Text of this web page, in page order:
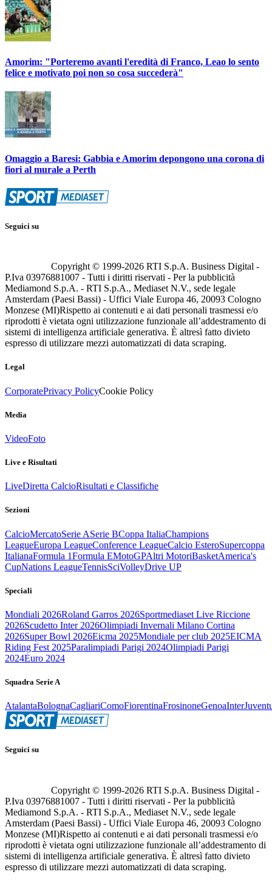
Amorim: "Porteremo avanti l'eredità di Franco, Leao lo sento
felice e motivato poi non so cosa succederà"
Omaggio a Baresi: Gabbia e Amorim depongono una corona di
fiori al murale a Perth
Seguici su
Copyright © 1999-2026 RTI S.p.A. Business Digital -
P.Iva 03976881007 - Tutti i diritti riservati - Per la pubblicità
Mediamond S.p.A. - RTI S.p.A., Mediaset N.V., sede legale
Amsterdam (Paesi Bassi) - Uffici Viale Europa 46, 20093 Cologno
Monzese (MI)Rispetto ai contenuti e ai dati personali trasmessi e/o
riprodotti è vietata ogni utilizzazione funzionale all’addestramento di
sistemi di intelligenza artificiale generativa. È altresì fatto divieto
espresso di utilizzare mezzi automatizzati di data scraping.
Legal
CorporatePrivacy PolicyCookie Policy
Media
VideoFoto
Live e Risultati
LiveDiretta CalcioRisultati e Classifiche
Sezioni
CalcioMercatoSerie ASerie BCoppa ItaliaChampions
LeagueEuropa LeagueConference LeagueCalcio EsteroSupercoppa
ItalianaFormula 1Formula EMotoGPAltri MotoriBasketAmerica's
CupNations LeagueTennisSciVolleyDrive UP
Speciali
Mondiali 2026Roland Garros 2026Sportmediaset Live Riccione
2026Scudetto Inter 2026Olimpiadi Invernali Milano Cortina
2026Super Bowl 2026Eicma 2025Mondiale per club 2025EICMA
Riding Fest 2025Paralimpiadi Parigi 2024Olimpiadi Parigi
2024Euro 2024
Squadra Serie A
AtalantaBolognaCagliariComoFiorentinaFrosinoneGenoaInter
Seguici su
Copyright © 1999-2026 RTI S.p.A. Business Digital -
P.Iva 03976881007 - Tutti i diritti riservati - Per la pubblicità
Mediamond S.p.A. - RTI S.p.A., Mediaset N.V., sede legale
Amsterdam (Paesi Bassi) - Uffici Viale Europa 46, 20093 Cologno
Monzese (MI)Rispetto ai contenuti e ai dati personali trasmessi e/o
riprodotti è vietata ogni utilizzazione funzionale all’addestramento di
sistemi di intelligenza artificiale generativa. È altresì fatto divieto
espresso di utilizzare mezzi automatizzati di data scraping.